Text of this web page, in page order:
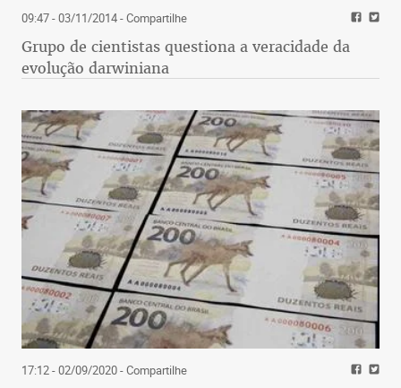
09:47 - 03/11/2014- Compartilhe
Grupo de cientistas questiona a veracidade da
evolução darwiniana
17:12 - 02/09/2020- Compartilhe